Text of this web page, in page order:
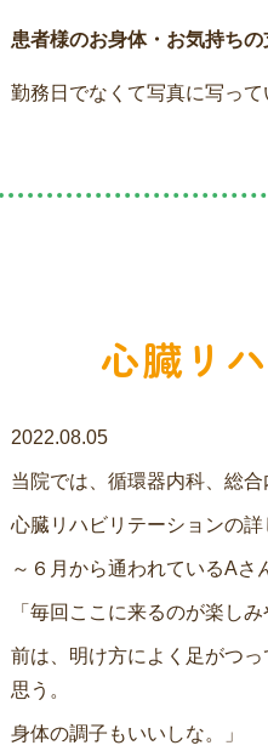
患者様のお身体・お気持ち
勤務日でなくて写真に写っ
心臓リ
2022.08.05
当院では、循環器内科、総
心臓リハビリテーションの
～６月から通われているAさ
「毎回ここに来るのが楽し
前は、明け方によく足がつ
思う。
身体の調子もいいしな。」